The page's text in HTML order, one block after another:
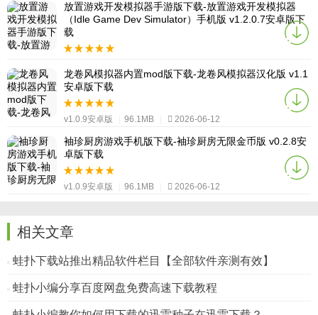
放置游戏开发模拟器手游版下载-放置游戏开发模拟器
（Idle Game Dev Simulator）手机版 v1.2.0.7安卓版下
载
龙卷风模拟器内置mod版下载-龙卷风模拟器汉化版 v1.1
安卓版下载
v1.0.9安卓版 96.1MB 2026-06-12
袖珍厨房游戏手机版下载-袖珍厨房无限金币版 v0.2.8安
卓版下载
v1.0.9安卓版 96.1MB 2026-06-12
相关文章
蛙扑下载站推出精品软件栏目【全部软件亲测有效】
蛙扑小编分享百度网盘免费高速下载教程